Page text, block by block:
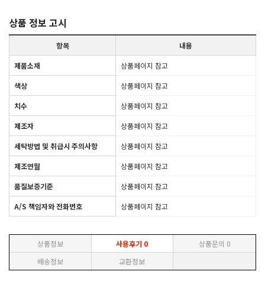
상품 정보 고시
항목
내용
제품소재
상품페이지 참고
색상
상품페이지 참고
치수
상품페이지 참고
제조자
상품페이지 참고
세탁방법 및 취급시 주의사항
상품페이지 참고
제조연월
상품페이지 참고
품질보증기준
상품페이지 참고
A/S 책임자와 전화번호
상품페이지 참고
상품정보 사용후기 0 상품문의 0
배송정보
교환정보